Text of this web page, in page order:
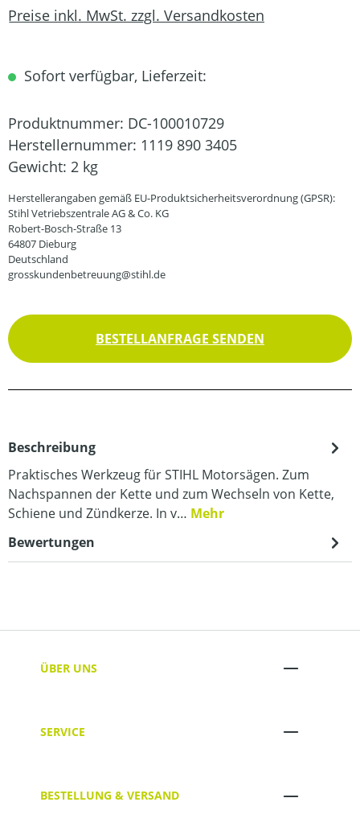
Preise inkl. MwSt. zzgl. Versandkosten
Sofort verfügbar, Lieferzeit:
Produktnummer: DC-100010729
Herstellernummer: 1119 890 3405
Gewicht: 2 kg
Herstellerangaben gemäß EU-Produktsicherheitsverordnung (GPSR):
Stihl Vetriebszentrale AG & Co. KG
Robert-Bosch-Straße 13
64807 Dieburg
Deutschland
grosskundenbetreuung@stihl.de
BESTELLANFRAGE SENDEN
Beschreibung
Praktisches Werkzeug für STIHL Motorsägen. Zum
Nachspannen der Kette und zum Wechseln von Kette,
Schiene und Zündkerze. In v… Mehr
Bewertungen
ÜBER UNS
SERVICE
BESTELLUNG & VERSAND